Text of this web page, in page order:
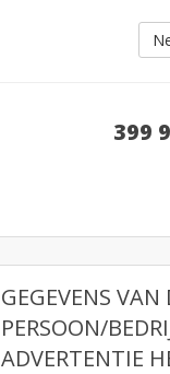
399
GEGEVENS VAN
PERSOON/
ADVERTENTIE